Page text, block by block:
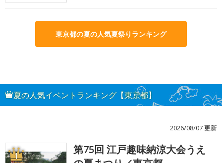
東京都の夏の人気夏祭りランキング
夏の人気イベントランキング【東京都】
2026/08/07 更新
1
第75回 江戸趣味納涼大会うえ